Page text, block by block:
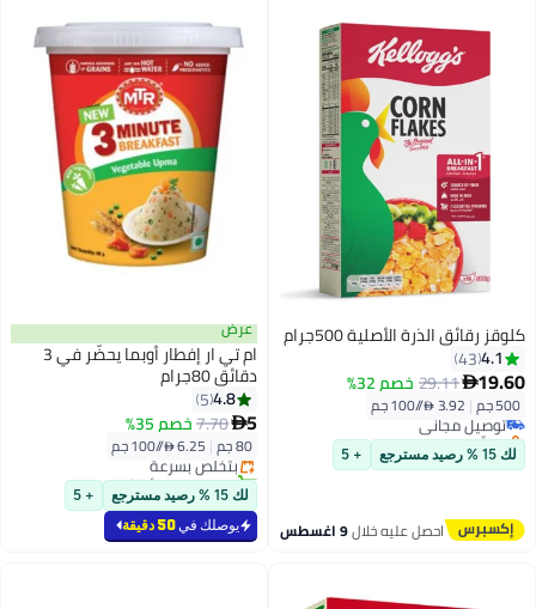
كلوقز رقائق الذرة الأصلية 500جرام
4.1
43
19.60
29.11خصم 32%
500 جم |
#4 في الرقائق
أقل سعر في 30 يوم
توصيل مجاني
بتخلّص بسرعة
تم بيع +40 مؤخرًا
#4 في الرقائقلك 15 % رصيد مسترجع + 5
احصل عليه خلال9 اغسطس
عرض
ام تي ار إفطار أوبما يحضَّر في 3
دقائق 80جرام
4.8
5
5
7.70خصم 35%
80 جم |
#7 في الرقائق
أقل سعر في 30 يوم
بتخلّص بسرعة
تم بيع +40 مؤخرًا
#7 في الرقائقلك 15 % رصيد مسترجع + 5
يوصلك في50 دقيقة